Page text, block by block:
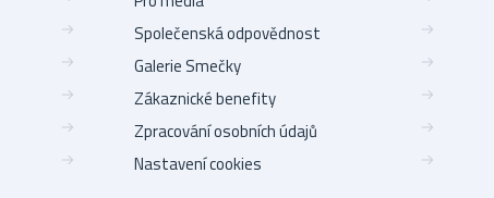
Společenská odpovědnost
Galerie Smečky
Zákaznické benefity
Zpracování osobních údajů
Nastavení cookies